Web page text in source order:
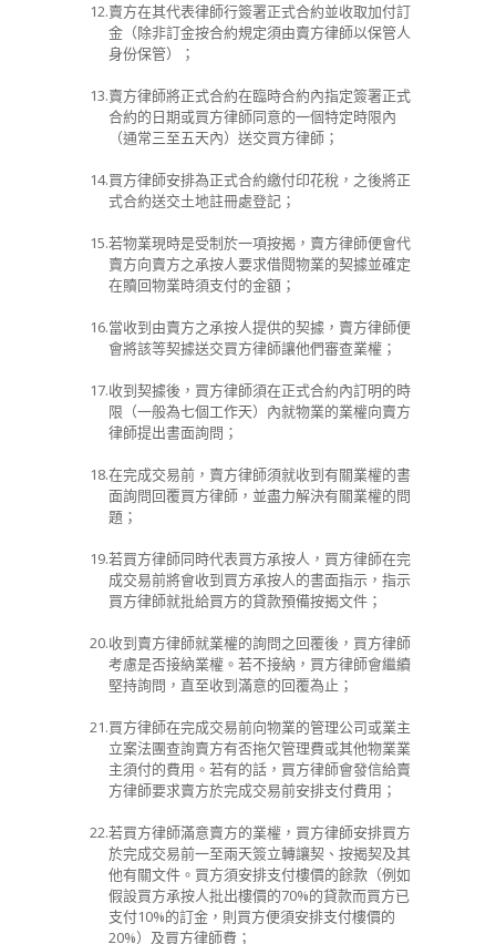
12.賣方在其代表律師行簽署正式合約並收取加付訂
金（除非訂金按合約規定須由賣方律師以保管人
身份保管）；
13.賣方律師將正式合約在臨時合約內指定簽署正式
合約的日期或買方律師同意的一個特定時限內
（通常三至五天內）送交買方律師；
14.買方律師安排為正式合約繳付印花稅，之後將正
式合約送交土地註冊處登記；
15.若物業現時是受制於一項按揭，賣方律師便會代
賣方向賣方之承按人要求借閱物業的契據並確定
在贖回物業時須支付的金額；
16.當收到由賣方之承按人提供的契據，賣方律師便
會將該等契據送交買方律師讓他們審查業權；
17.收到契據後，買方律師須在正式合約內訂明的時
限（一般為七個工作天）內就物業的業權向賣方
律師提出書面詢問；
18.在完成交易前，賣方律師須就收到有關業權的書
面詢問回覆買方律師，並盡力解決有關業權的問
題；
19.若買方律師同時代表買方承按人，買方律師在完
成交易前將會收到買方承按人的書面指示，指示
買方律師就批給買方的貸款預備按揭文件；
20.收到賣方律師就業權的詢問之回覆後，買方律師
考慮是否接納業權。若不接納，買方律師會繼續
堅持詢問，直至收到滿意的回覆為止；
21.買方律師在完成交易前向物業的管理公司或業主
立案法團查詢賣方有否拖欠管理費或其他物業業
主須付的費用。若有的話，買方律師會發信給賣
方律師要求賣方於完成交易前安排支付費用；
22.若買方律師滿意賣方的業權，買方律師安排買方
於完成交易前一至兩天簽立轉讓契、按揭契及其
他有關文件。買方須安排支付樓價的餘款（例如
假設買方承按人批出樓價的70%的貸款而買方已
支付10%的訂金，則買方便須安排支付樓價的
20%）及買方律師費；